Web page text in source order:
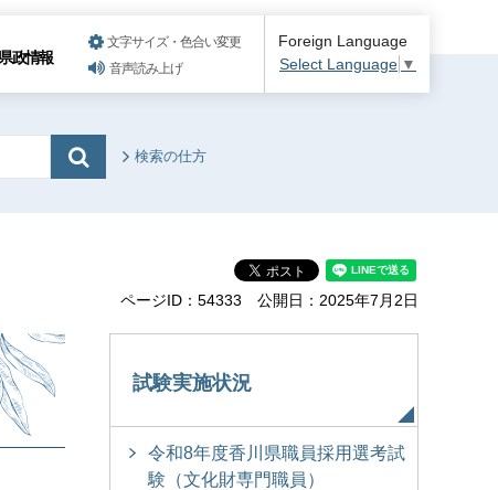
県政情報
文字サイズ・色合い変更
音声読み上げ
Foreign Language
Select Language ▼
検索の仕方
ページID：54333 公開日：2025年7月2日
試験実施状況
令和8年度香川県職員採用選考試
験（文化財専門職員）